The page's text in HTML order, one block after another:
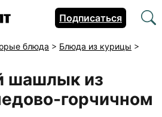
Подписаться
блюда > Блюда из курицы >
шашлык из
горчичном